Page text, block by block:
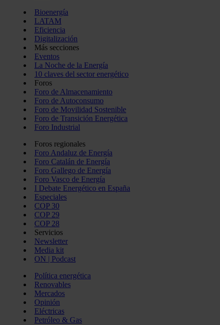
Bioenergía
LATAM
Eficiencia
Digitalización
Más secciones
Eventos
La Noche de la Energía
10 claves del sector energético
Foros
Foro de Almacenamiento
Foro de Autoconsumo
Foro de Movilidad Sostenible
Foro de Transición Energética
Foro Industrial
Foros regionales
Foro Andaluz de Energía
Foro Catalán de Energía
Foro Gallego de Energía
Foro Vasco de Energía
I Debate Energético en España
Especiales
COP 30
COP 29
COP 28
Servicios
Newsletter
Media kit
ON | Podcast
Política energética
Renovables
Mercados
Opinión
Eléctricas
Petróleo & Gas